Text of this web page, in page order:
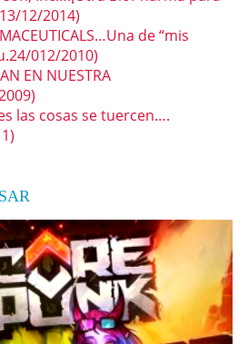
12/2014)
de “mis
012/2010)
EN NUESTRA
las cosas se tuercen….